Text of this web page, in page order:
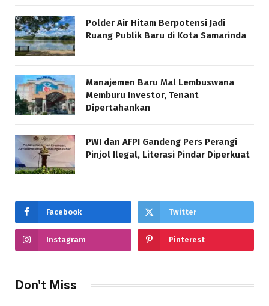
Polder Air Hitam Berpotensi Jadi
Ruang Publik Baru di Kota Samarinda
Manajemen Baru Mal Lembuswana
Memburu Investor, Tenant
Dipertahankan
PWI dan AFPI Gandeng Pers Perangi
Pinjol Ilegal, Literasi Pindar Diperkuat
Facebook Twitter
Instagram Pinterest
Don't Miss